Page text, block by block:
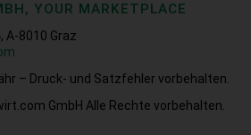
YOUR MARKETPLACE
8010 Graz
– Druck- und Satzfehler vorbehalten.
GmbH Alle Rechte vorbehalten.